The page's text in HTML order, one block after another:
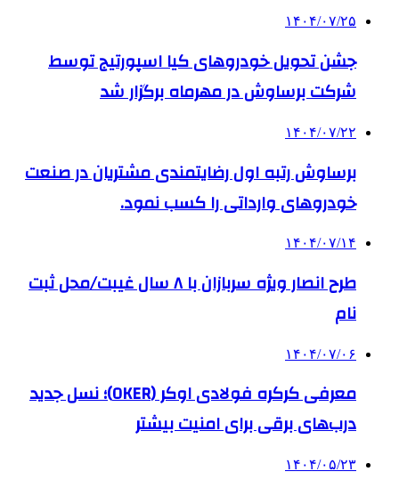
۱۴۰۴/۰۷/۲۵
جشن تحویل خودروهای کیا اسپورتیج توسط
شرکت برساوش در مهرماه برگزار شد
۱۴۰۴/۰۷/۲۲
برساوش رتبه اول رضایتمندی مشتریان در صنعت
خودروهای وارداتی را کسب نمود.
۱۴۰۴/۰۷/۱۴
طرح انصار ویژه سربازان با ۸ سال غیبت/محل ثبت
نام
۱۴۰۴/۰۷/۰۶
معرفی کرکره فولادی اوکر (OKER)؛ نسل جدید
درب‌های برقی برای امنیت بیشتر
۱۴۰۴/۰۵/۲۳